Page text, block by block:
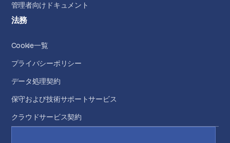
管理者向けドキュメント
法務
Cookie一覧
プライバシーポリシー
データ処理契約
保守および技術サポートサービス
クラウドサービス契約